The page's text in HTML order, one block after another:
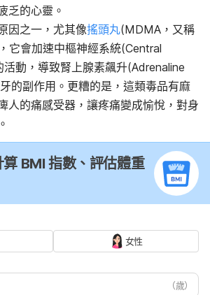
乏的心靈。
因之一，尤其像搖頭丸(MDMA，又稱
，它會加速中樞神經系統(Central
動，導致腎上腺素飆升(Adrenaline
的副作用。更糟的是，這類毒品有麻
人的痛感受器，讓疼痛變成愉悅，對身
BMI 指數、評估體重
女性
（歲）